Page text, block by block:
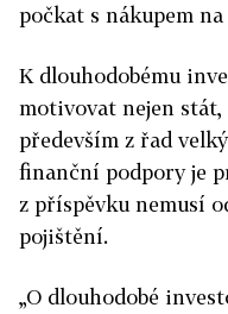
počkat s nákupem
K dlouhodobému
motivovat nejen stát,
především z řad
finanční podpory je
z příspěvku nemusí
pojištění.
„O dlouhodobé